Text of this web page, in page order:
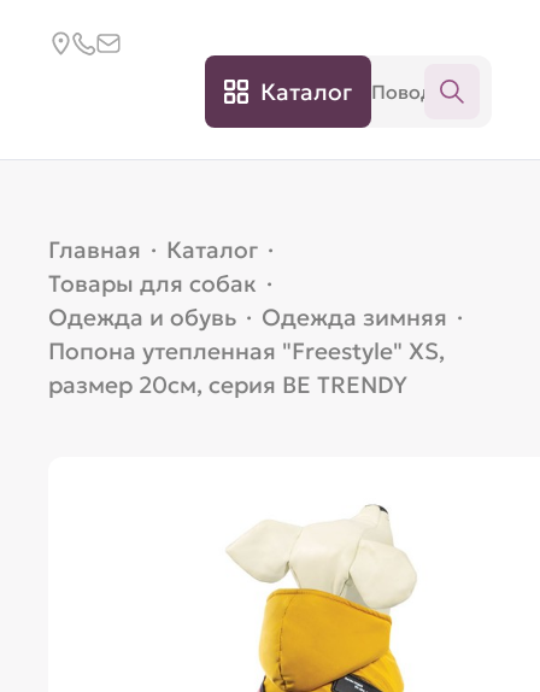
Каталог
Главная · Каталог ·
Товары для собак ·
Одежда и обувь · Одежда зимняя ·
Попона утепленная "Freestyle" XS,
размер 20см, серия BE TRENDY